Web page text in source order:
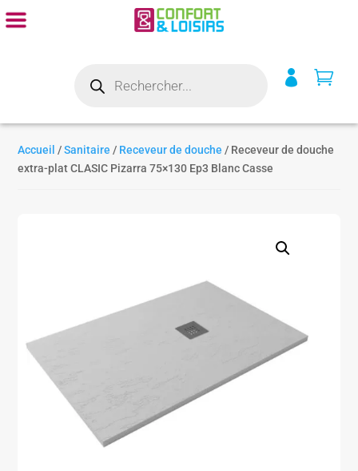
produits
 
Accueil /Sanitaire / Receveur de douche / Receveur de douche
extra-plat CLASIC Pizarra 75×130 Ep3 Blanc Casse